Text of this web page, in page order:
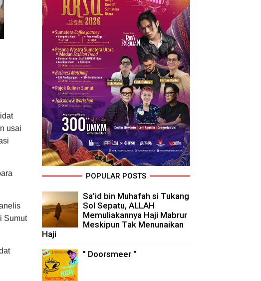
usai
Sumut
POPULAR POSTS
Sa’id bin Muhafah si Tukang
Sol Sepatu, ALLAH
Memuliakannya Haji Mabrur
Meskipun Tak Menunaikan
Haji
" Doorsmeer "